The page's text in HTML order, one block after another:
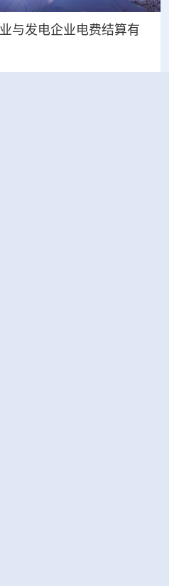
与发电企业电费结算有